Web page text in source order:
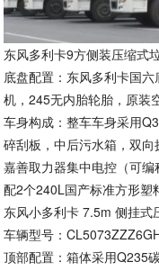
东风多利卡9方侧装压缩式
底盘配置：东风多利卡国
机，245无内胎轮胎，原装
车身构成：整车车身采用
碎刮板，中后污水箱，双向
嘉善取力器集中电控（可
配2个240L国产标准方形塑
东风小多利卡 7.5m 侧挂式
车辆型号：
顶部配置：箱体采用Q235